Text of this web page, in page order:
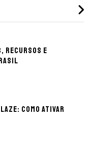
recursos e
como ativar